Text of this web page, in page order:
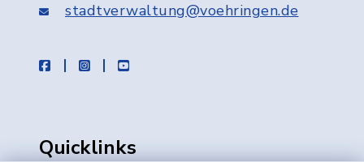
stadtverwaltung@voehringen.de
facebookinstagramyoutube
Quicklinks